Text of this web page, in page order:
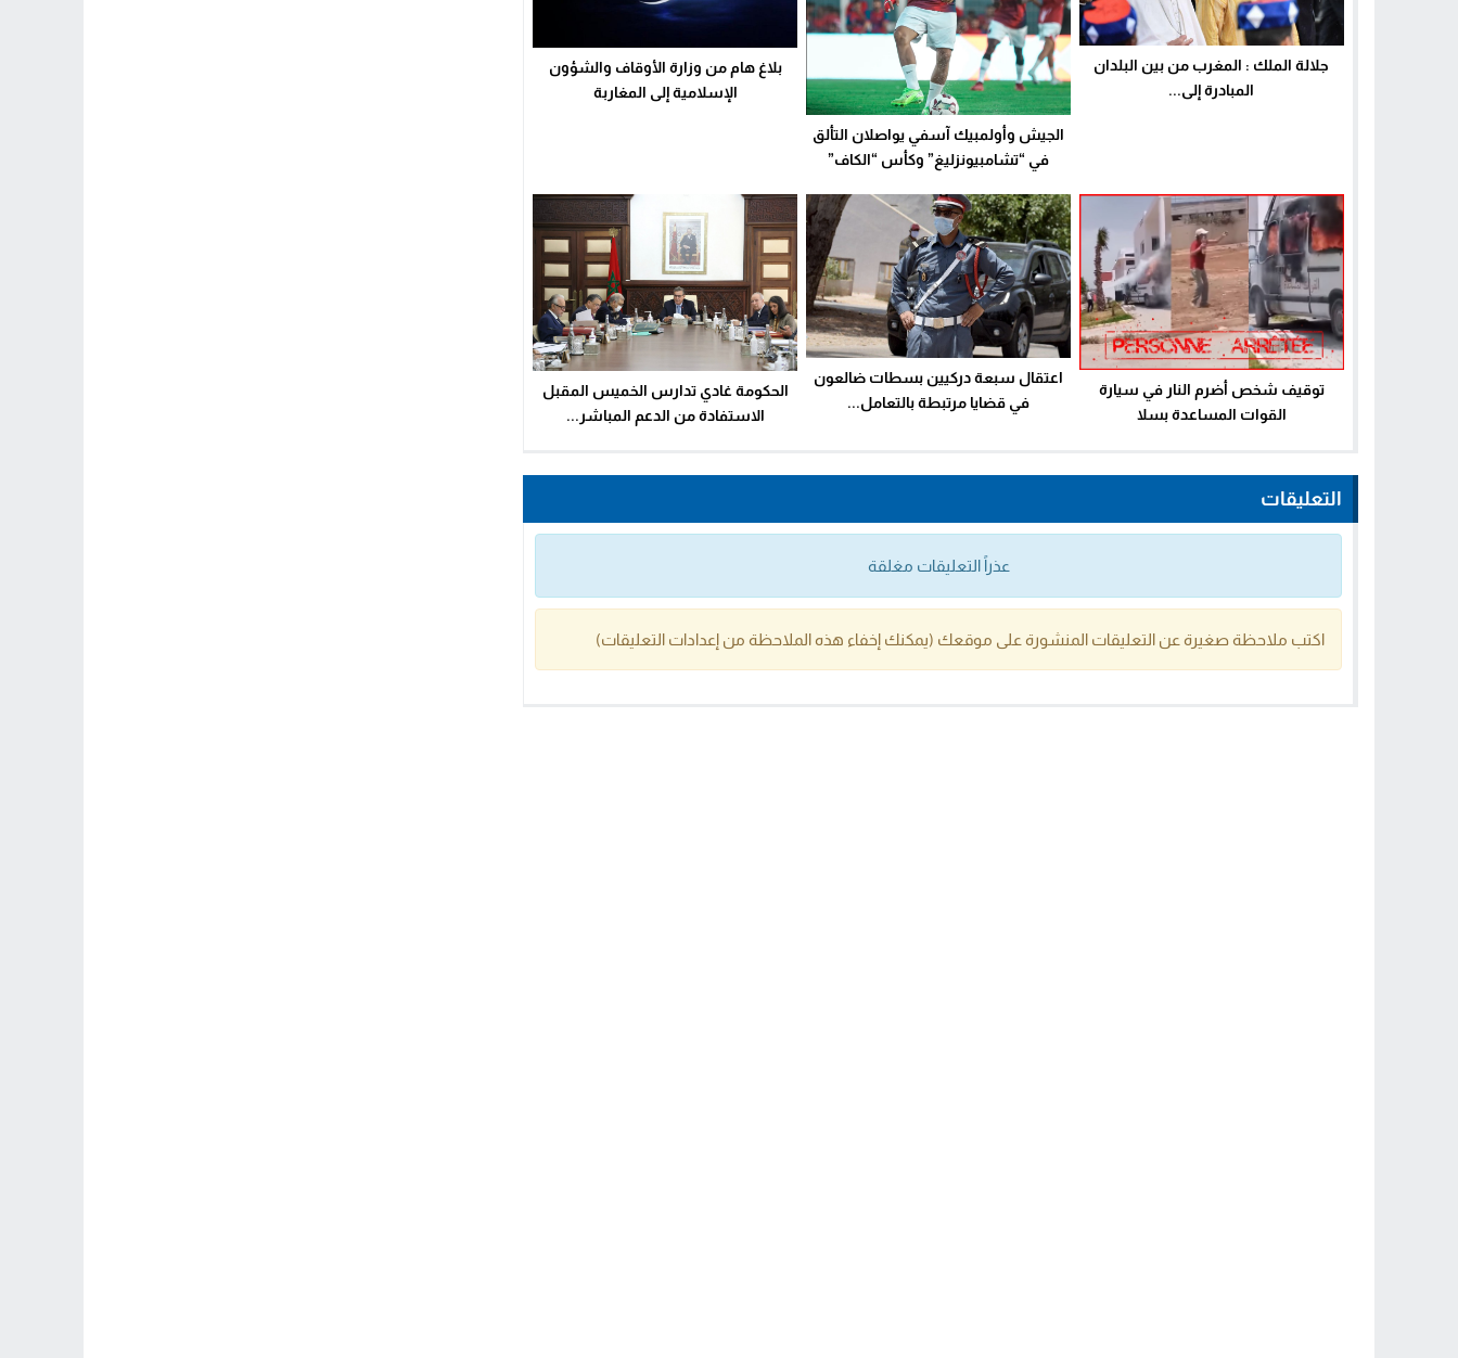
جلالة الملك : المغرب من بين البلدان
المبادرة إلى...
الجيش وأولمبيك آسفي يواصلان التألق
في “تشامبيونزليغ” وكأس “الكاف”
بلاغ هام من وزارة الأوقاف والشؤون
الإسلامية إلى المغاربة
توقيف شخص أضرم النار في سيارة
القوات المساعدة بسلا
اعتقال سبعة دركيين بسطات ضالعون
في قضايا مرتبطة بالتعامل...
الحكومة غادي تدارس الخميس المقبل
الاستفادة من الدعم المباشر...
التعليقات
عذراً التعليقات مغلقة
اكتب ملاحظة صغيرة عن التعليقات المنشورة على موقعك (يمكنك إخفاء هذه الملاحظة من إعدادات التعليقات)